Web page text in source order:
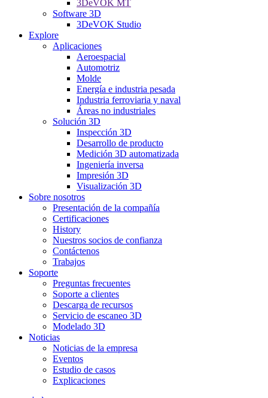
3DeVOK MT
Software 3D
3DeVOK Studio
Explore
Aplicaciones
Aeroespacial
Automotriz
Molde
Energía e industria pesada
Industria ferroviaria y naval
Áreas no industriales
Solución 3D
Inspección 3D
Desarrollo de producto
Medición 3D automatizada
Ingeniería inversa
Impresión 3D
Visualización 3D
Sobre nosotros
Presentación de la compañía
Certificaciones
History
Nuestros socios de confianza
Contáctenos
Trabajos
Soporte
Preguntas frecuentes
Soporte a clientes
Descarga de recursos
Servicio de escaneo 3D
Modelado 3D
Noticias
Noticias de la empresa
Eventos
Estudio de casos
Explicaciones